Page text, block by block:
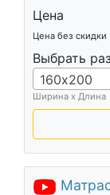
Цена
Цена без скидки
Выбрать
160х200
Ширина х Длина